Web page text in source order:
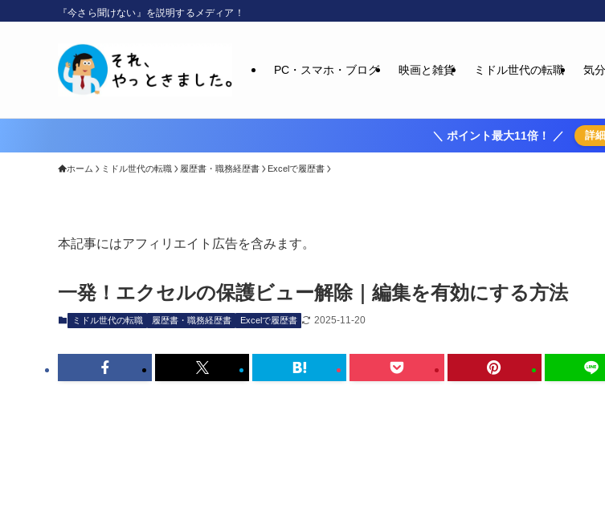
『今さら聞けない』を説明するメディア！
PC・スマホ・ブログ 映画と雑貨 ミドル世代の転職 気
＼ ポイント最大11倍！ ／ 詳
ホーム ミドル世代の転職 履歴書・職務経歴書 Excelで履歴書
本記事にはアフィリエイト広告を含みます。
一発！エクセルの保護ビュー解除｜編集を有効にする方法
ミドル世代の転職 履歴書・職務経歴書 Excelで履歴書 2025-11-20